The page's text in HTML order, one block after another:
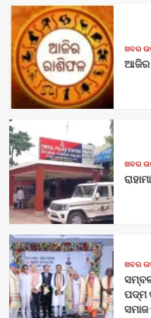
ଖବର
ଆଜିର
ଖବର
ଖବର
ପଦ୍ମ
ସମାଜ